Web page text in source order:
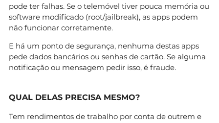
pode ter falhas. Se o telemóvel tiver pouca memória ou
software modificado (root/jailbreak), as apps podem
não funcionar corretamente.
E há um ponto de segurança, nenhuma destas apps
pede dados bancários ou senhas de cartão. Se alguma
notificação ou mensagem pedir isso, é fraude.
QUAL DELAS PRECISA MESMO?
Tem rendimentos de trabalho por conta de outrem e